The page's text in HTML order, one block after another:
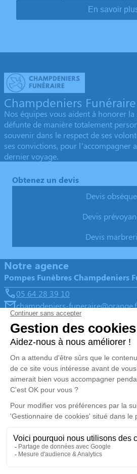
En savoir
Champdeniers Funéraire
Nos équipes vous aident à honorer
défunte de manière totalement
souvenir dans le respect de ses
ses convictions, pour l’accompagner
dernier voyage.
Obtenez un devis
Devis
Devis
Devis
Notre agence
Pompes Funèbres Champdeniers
05 64 28 39 10
champdeniers-
10 Place du Château d'Eau -
Denis
4.6/5 - 78 avis
Nos Services
Organiser des obsèques v1
Monuments funéraires v1
Services aux familles
Avis
Nos réseaux
Politique de traitement des données
Politique d’utilisation des cookies